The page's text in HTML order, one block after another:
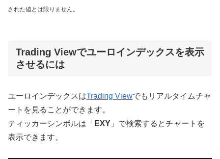
された値とは限りません。
Trading Viewでユーロインデックスを表示
させるには
ユーロインデックスはTrading Viewでもリアルタイムチャ
ートを見ることができます。
ティッカーシンボルは「 EXY 」で検索するとチャートを
表示できます。